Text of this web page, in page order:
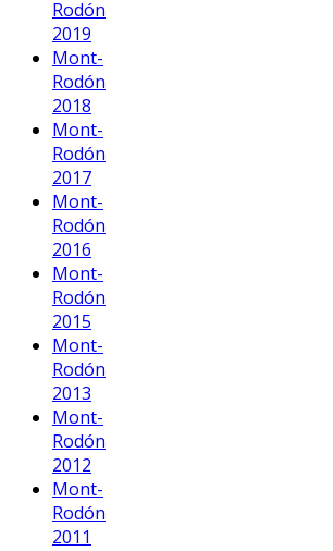
Rodón
2019
Mont-
Rodón
2018
Mont-
Rodón
2017
Mont-
Rodón
2016
Mont-
Rodón
2015
Mont-
Rodón
2013
Mont-
Rodón
2012
Mont-
Rodón
2011